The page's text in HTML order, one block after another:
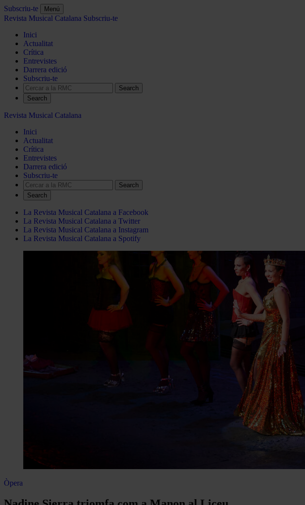
Subscriu-te Menú
Revista Musical Catalana Subscriu-te
Inici
Actualitat
Crítica
Entrevistes
Darrera edició
Subscriu-te
Search
Revista Musical Catalana
Inici
Actualitat
Crítica
Entrevistes
Darrera edició
Subscriu-te
Search
La Revista Musical Catalana a Facebook
La Revista Musical Catalana a Twitter
La Revista Musical Catalana a Instagram
La Revista Musical Catalana a Spotify
Òpera